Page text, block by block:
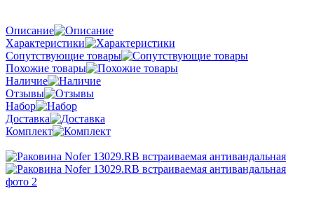
Описание
Характеристики
Сопутствующие товары
Похожие товары
Наличие
Отзывы
Набор
Доставка
Комплект